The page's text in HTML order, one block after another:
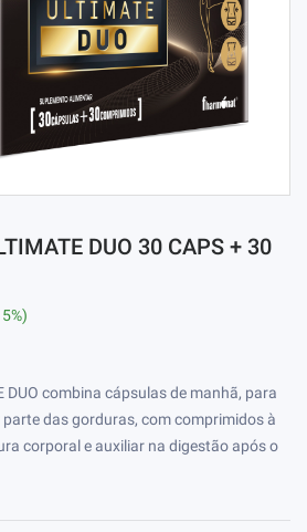
DUO 30 CAPS + 30
DUO combina cápsulas de manhã, para
das gorduras, com comprimidos à
corporal e auxiliar na digestão após o